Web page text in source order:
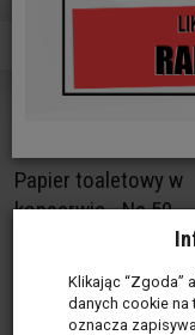
Papier toaletowy w
konserwie - Na 50
urodziny / 50
Produkt w magazynie
Klikając “Zgoda”
danych cookie na
oznacza